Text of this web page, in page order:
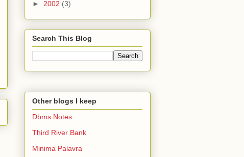
► 2002 (3)
Search This Blog
Other blogs I keep
Dbms Notes
Third River Bank
Minima Palavra